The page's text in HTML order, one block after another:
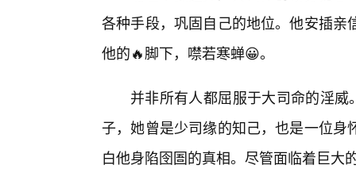
各种手段，巩固自己的地位。他安插
他的🔥脚下，噤若寒蝉😀。
并非所有人都屈服于大司命的淫威
子，她曾是少司缘的知己，也是一位
白他身陷囹圄的真相。尽管面临着巨大